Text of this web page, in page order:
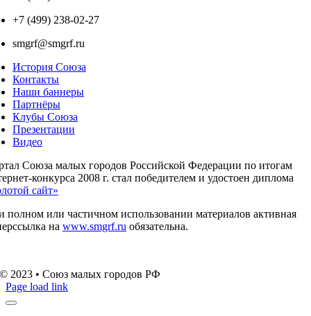
+7 (499) 238-02-27
smgrf@smgrf.ru
История Союза
Контакты
Наши баннеры
Партнёры
Клубы Союза
Презентации
Видео
Союза малых городов Российской Федерации по итогам
конкурса 2008 г. стал победителем и удостоен диплома
сайт»
полном или частичном использовании материалов активная
на www.smgrf.ru обязательна.
© 2023 • Союз малых городов РФ
Page load link